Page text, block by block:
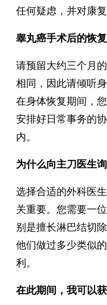
任何疑虑，并对康
睾丸癌手术后的恢
请预留大约三个月
相同，因此请倾听
在身体恢复期间，
安排好日常事务的
内。
为什么向主刀医生
选择合适的外科医
关重要。您需要一
别是擅长淋巴结切
他们做过多少类似
利。
在此期间，我可以